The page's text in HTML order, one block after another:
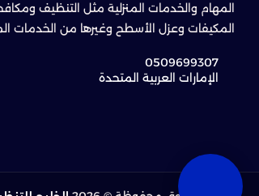
المهام والخدمات المنزلية مثل التنظيف
المكيفات وعزل الأسطح وغيرها من الخدمات
0509699307
الإمارات العربية المتحدة